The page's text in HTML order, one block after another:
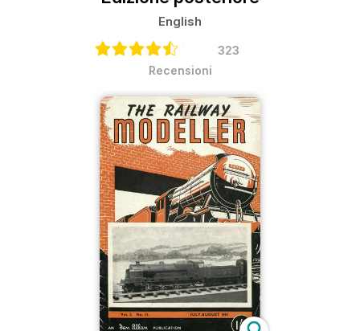
English
323
Recensioni